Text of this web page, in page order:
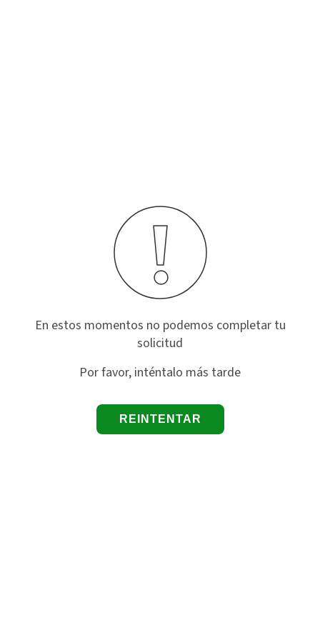
En estos momentos no podemos completar tu
solicitud
Por favor, inténtalo más tarde
REINTENTAR